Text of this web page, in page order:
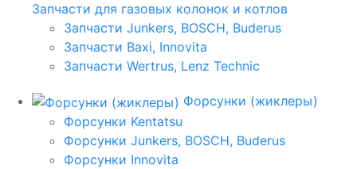
Запчасти для газовых колонок и котлов
Запчасти Junkers, BOSCH, Buderus
Запчасти Baxi, Innovita
Запчасти Wertrus, Lenz Technic
Форсунки (жиклеры)
Форсунки Kentatsu
Форсунки Junkers, BOSCH, Buderus
Форсунки Innovita